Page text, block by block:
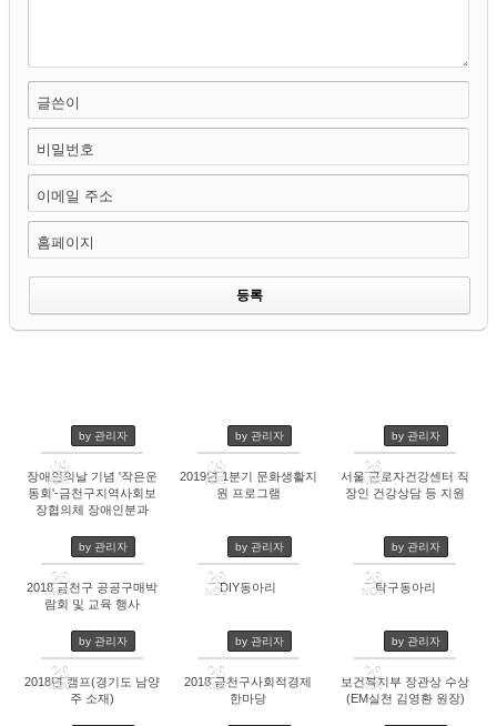
글쓴이
비밀번호
이메일 주소
홈페이지
09
APR
by 관리자
1945
장애인의날 기념 '작은운
동회'-금천구지역사회보
장협의체 장애인분과
09
APR
by 관리자
1905
2019년 1분기 문화생활지
원 프로그램
26
NOV
by 관리자
1935
서울 근로자건강센터 직
장인 건강상담 등 지원
26
NOV
by 관리자
1939
2018 금천구 공공구매박
람회 및 교육 행사
26
NOV
by 관리자
DIY동아리
26
NOV
by 관리자
탁구동아리
26
NOV
by 관리자
1840
2018년 캠프(경기도 남양
주 소재)
26
NOV
by 관리자
1760
2018 금천구사회적경제
한마당
26
NOV
by 관리자
1850
보건복지부 장관상 수상
(EM실천 김영환 원장)